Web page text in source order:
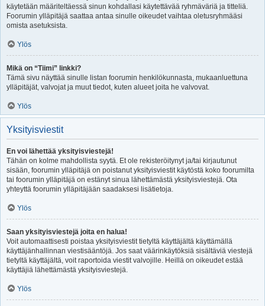
käytetään määriteltäessä sinun kohdallasi käytettävää ryhmäväriä ja titteliä.
Foorumin ylläpitäjä saattaa antaa sinulle oikeudet vaihtaa oletusryhmääsi
omista asetuksista.
Ylös
Mikä on “Tiimi” linkki?
Tämä sivu näyttää sinulle listan foorumin henkilökunnasta, mukaanluettuna
ylläpitäjät, valvojat ja muut tiedot, kuten alueet joita he valvovat.
Ylös
Yksityisviestit
En voi lähettää yksityisviestejä!
Tähän on kolme mahdollista syytä. Et ole rekisteröitynyt ja/tai kirjautunut
sisään, foorumin ylläpitäjä on poistanut yksityisviestit käytöstä koko foorumilta
tai foorumin ylläpitäjä on estänyt sinua lähettämästä yksityisviestejä. Ota
yhteyttä foorumin ylläpitäjään saadaksesi lisätietoja.
Ylös
Saan yksityisviestejä joita en halua!
Voit automaattisesti poistaa yksityisviestit tietyltä käyttäjältä käyttämällä
käyttäjänhallinnan viestisääntöjä. Jos saat väärinkäytöksiä sisältäviä viestejä
tietyltä käyttäjältä, voit raportoida viestit valvojille. Heillä on oikeudet estää
käyttäjiä lähettämästä yksityisviestejä.
Ylös